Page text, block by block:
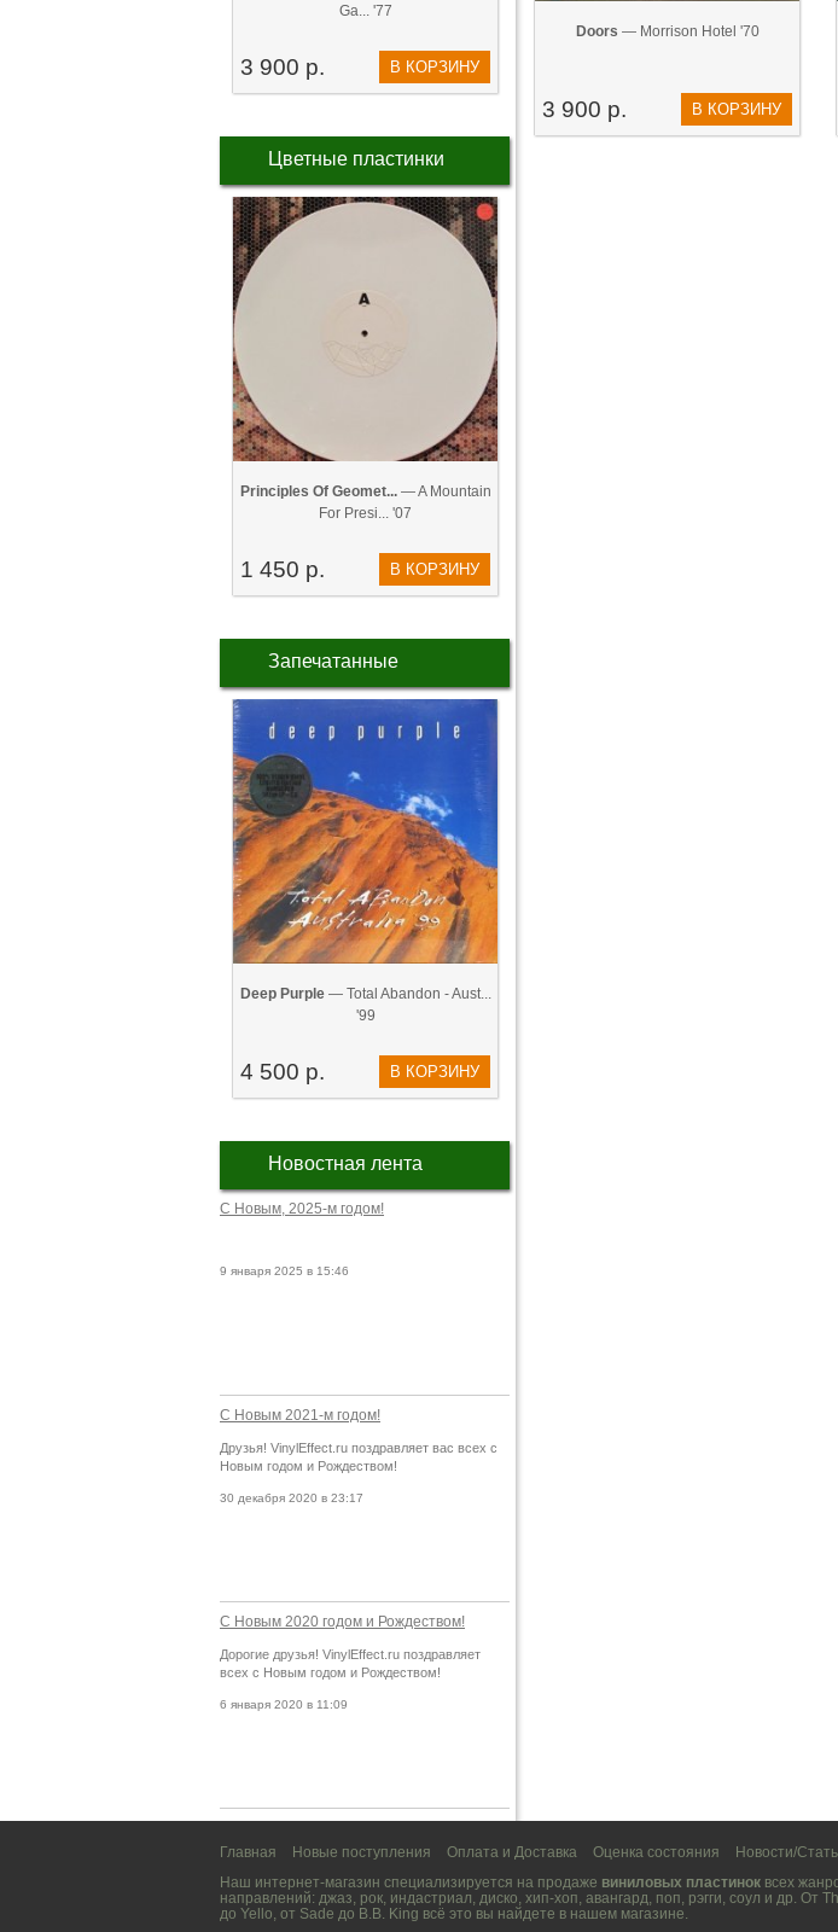
Ga... '77
3 900 р. В КОРЗИНУ
Цветные пластинки
Principles Of Geomet...— A Mountain
For Presi... '07
1 450 р. В КОРЗИНУ
Запечатанные
Deep Purple— Total Abandon - Aust...
'99
4 500 р. В КОРЗИНУ
Новостная лента
С Новым, 2025-м годом!
9 января 2025 в 15:46
С Новым 2021-м годом!
Друзья! VinylEffect.ru поздравляет вас всех с
Новым годом и Рождеством!
30 декабря 2020 в 23:17
С Новым 2020 годом и Рождеством!
Дорогие друзья! VinylEffect.ru поздравляет
всех с Новым годом и Рождеством!
6 января 2020 в 11:09
Doors — Morrison Hotel '70
3 900 р. В КОРЗИНУ
Главная Новые поступления Оплата и Доставка Оценка состояния Новости/
Наш интернет-магазин специализируется на продаже виниловых пластинок всех
направлений: джаз, рок, индастриал, диско, хип-хоп, авангард, поп, рэгги, соул и др. От
до Yello, от Sade до B.B. King всё это вы найдете в нашем магазине.